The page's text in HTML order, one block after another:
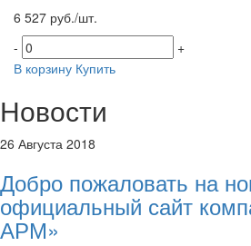
6 527 руб./шт.
-
+
В корзину Купить
Новости
26 Августа 2018
Добро пожаловать на
официальный сайт
АРМ»